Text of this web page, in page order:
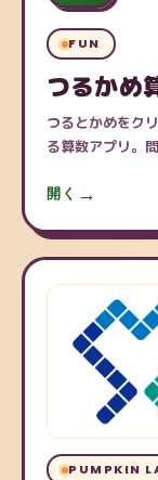
FUN
つるかめ
つるとかめをク
る算数アプリ。
開く
PUMPKIN